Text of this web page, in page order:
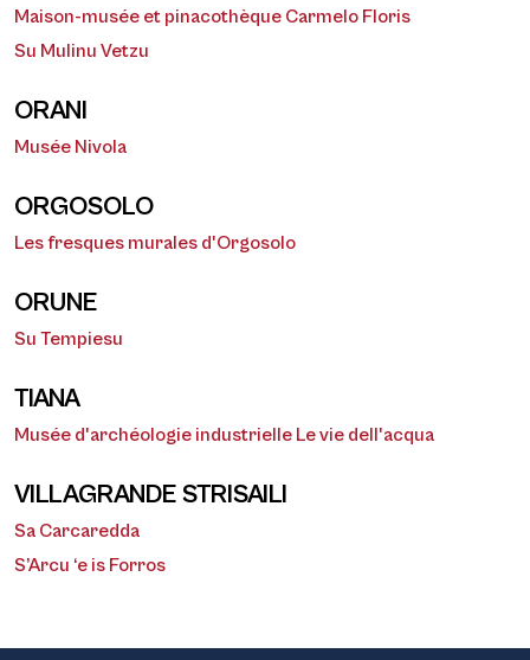
Maison-musée et pinacothèque Carmelo Floris
Su Mulinu Vetzu
ORANI
Musée Nivola
ORGOSOLO
Les fresques murales d'Orgosolo
ORUNE
Su Tempiesu
TIANA
Musée d'archéologie industrielle Le vie dell'acqua
VILLAGRANDE STRISAILI
Sa Carcaredda
S’Arcu ‘e is Forros